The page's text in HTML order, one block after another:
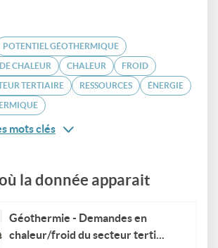
POTENTIEL GÉOTHERMIQUE
CHALEUR CHALEUR FROID
TERTIAIRE RESSOURCES ÉNERGIE
mots clés
la donnée apparait
Géothermie - Demandes en
chaleur/froid du secteur terti...